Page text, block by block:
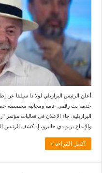
خدمة بث رقمي عامة ومجانية مخصصة
والإبداع بريو دي جانيرو، إذ كشف الرئيس
أكمل القراءة »